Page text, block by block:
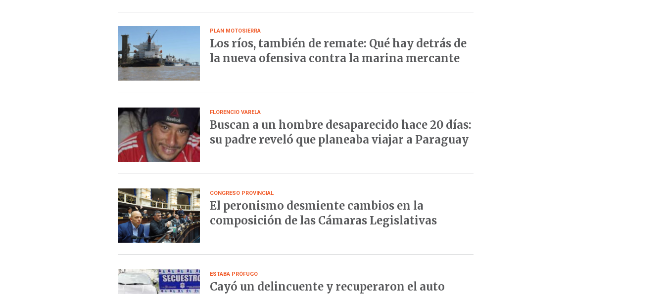
PLAN MOTOSIERRA
Los ríos, también de remate: Qué hay detrás de
la nueva ofensiva contra la marina mercante
FLORENCIO VARELA
Buscan a un hombre desaparecido hace 20 días:
su padre reveló que planeaba viajar a Paraguay
CONGRESO PROVINCIAL
El peronismo desmiente cambios en la
composición de las Cámaras Legislativas
ESTABA PRÓFUGO
Cayó un delincuente y recuperaron el auto